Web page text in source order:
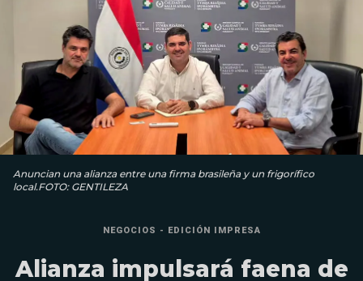
Anuncian una alianza entre una firma brasileña y un frigorífico
local.FOTO: GENTILEZA
NEGOCIOS - EDICIÓN IMPRESA
Alianza impulsará faena de